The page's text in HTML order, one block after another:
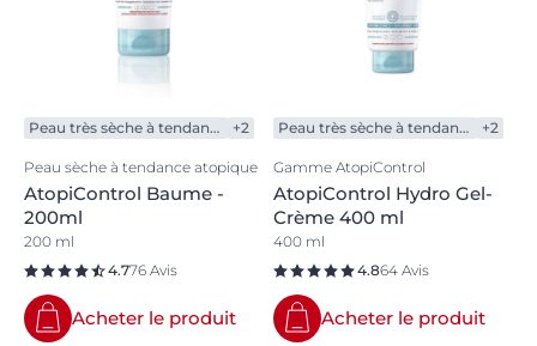
Peau très sèche à tendance atopique +2
Peau sèche à tendance atopique
AtopiControl Baume -
200ml
200 ml
4.776 Avis
Acheter le produit
Peau très sèche à tendance atopique +2
Gamme AtopiControl
AtopiControl Hydro Gel-
Crème 400 ml
400 ml
4.864 Avis
Acheter le produit